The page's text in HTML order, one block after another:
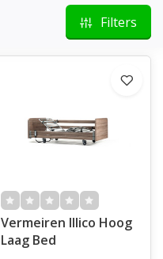
Filters
Vermeiren Illico Hoog
Laag Bed